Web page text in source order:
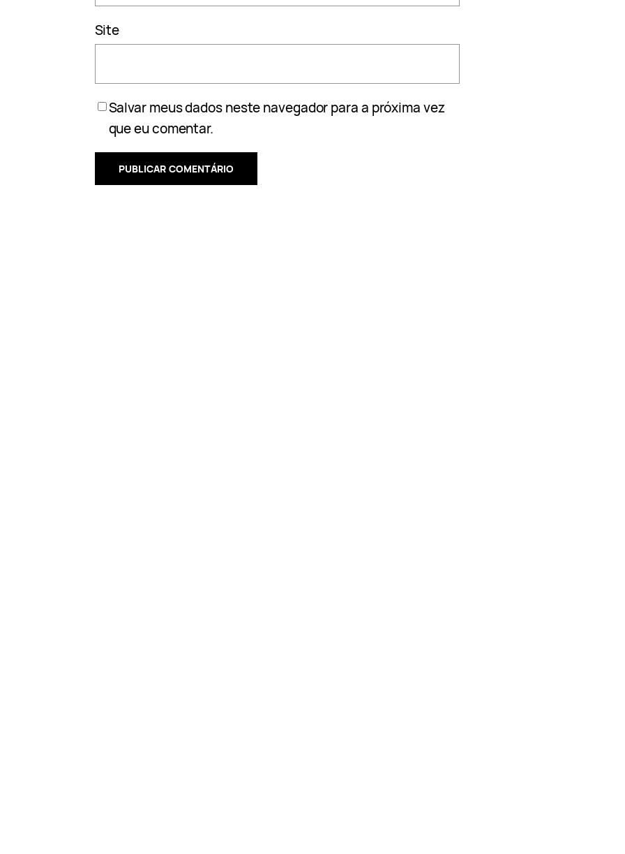
Site
Salvar meus dados neste navegador para a próxima vez
que eu comentar.